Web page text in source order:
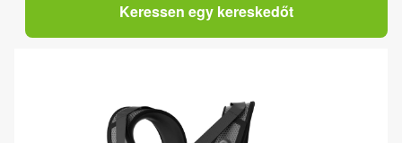
Keressen egy kereskedőt